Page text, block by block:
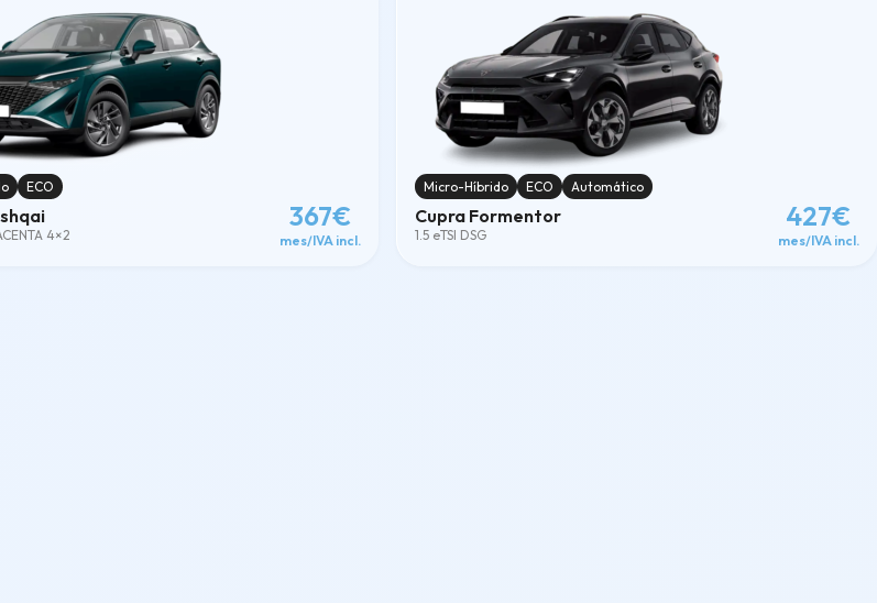
ECO
4×2
367€
mes/IVA incl.
Micro-Híbrido ECO Automático
Cupra Formentor
1.5 eTSI DSG
427€
mes/IVA incl.